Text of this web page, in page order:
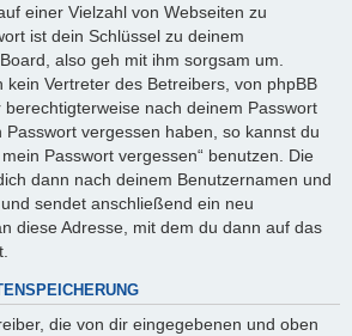
einer Vielzahl von Webseiten zu
ist dein Schlüssel zu deinem
also geh mit ihm sorgsam um.
kein Vertreter des Betreibers, von phpBB
nach deinem Passwort
vergessen haben, so kannst du
Passwort vergessen“ benutzen. Die
dann nach deinem Benutzernamen und
sendet anschließend ein neu
diese Adresse, mit dem du dann auf das
die von dir eingegebenen und oben